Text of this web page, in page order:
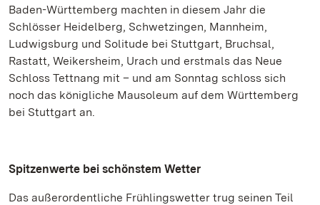
Baden-Württemberg machten in diesem Jahr die
Schlösser Heidelberg, Schwetzingen, Mannheim,
Ludwigsburg und Solitude bei Stuttgart, Bruchsal,
Rastatt, Weikersheim, Urach und erstmals das Neue
Schloss Tettnang mit – und am Sonntag schloss sich
noch das königliche Mausoleum auf dem Württemberg
bei Stuttgart an.
Spitzenwerte bei schönstem Wetter
Das außerordentliche Frühlingswetter trug seinen Teil